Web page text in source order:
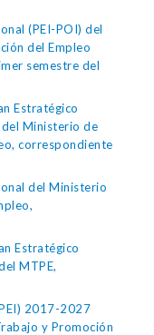
(PEI-POI) del
del Empleo
semestre del
Estratégico
Ministerio de
correspondiente
del Ministerio
Estratégico
MTPE,
2017-2027
y Promoción